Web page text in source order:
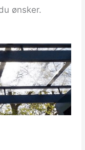
ønsker.